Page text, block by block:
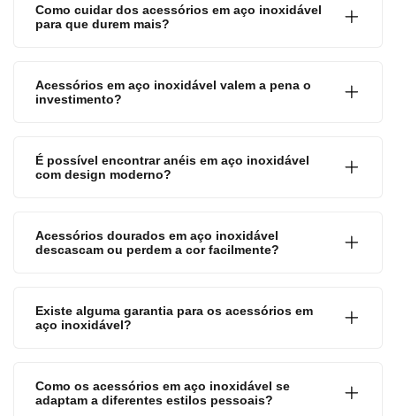
Como cuidar dos acessórios em aço inoxidável
para que durem mais?
Acessórios em aço inoxidável valem a pena o
investimento?
É possível encontrar anéis em aço inoxidável
com design moderno?
Acessórios dourados em aço inoxidável
descascam ou perdem a cor facilmente?
Existe alguma garantia para os acessórios em
aço inoxidável?
Como os acessórios em aço inoxidável se
adaptam a diferentes estilos pessoais?